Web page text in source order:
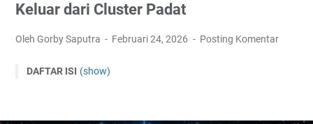
Keluar dari Cluster Padat
Oleh Gorby Saputra Februari 24, 2026 Posting Komentar
DAFTAR ISI (show)